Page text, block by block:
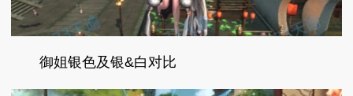
御姐银色及银&白对比